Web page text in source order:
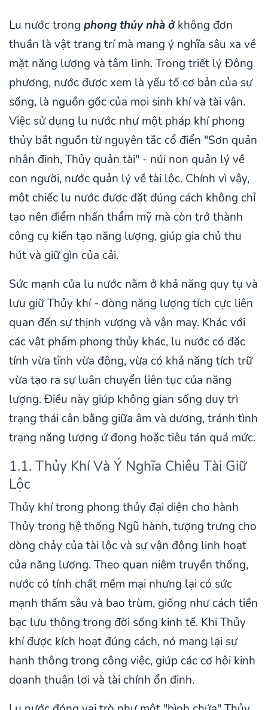
Lu nước trong phong thủy nhà ởkhông đơn
thuần là vật trang trí mà mang ý nghĩa sâu xa về
mặt năng lượng và tâm linh. Trong triết lý Đông
phương, nước được xem là yếu tố cơ bản của sự
sống, là nguồn gốc của mọi sinh khí và tài vận.
Việc sử dụng lu nước như một pháp khí phong
thủy bắt nguồn từ nguyên tắc cổ điển "Sơn quản
nhân đinh, Thủy quản tài" - núi non quản lý về
con người, nước quản lý về tài lộc. Chính vì vậy,
một chiếc lu nước được đặt đúng cách không chỉ
tạo nên điểm nhấn thẩm mỹ mà còn trở thành
công cụ kiến tạo năng lượng, giúp gia chủ thu
hút và giữ gìn của cải.
Sức mạnh của lu nước nằm ở khả năng quy tụ và
lưu giữ Thủy khí - dòng năng lượng tích cực liên
quan đến sự thịnh vượng và vận may. Khác với
các vật phẩm phong thủy khác, lu nước có đặc
tính vừa tĩnh vừa động, vừa có khả năng tích trữ
vừa tạo ra sự luân chuyển liên tục của năng
lượng. Điều này giúp không gian sống duy trì
trạng thái cân bằng giữa âm và dương, tránh tình
trạng năng lượng ứ đọng hoặc tiêu tán quá mức.
1.1. Thủy Khí Và Ý Nghĩa Chiêu Tài Giữ
Lộc
Thủy khí trong phong thủy đại diện cho hành
Thủy trong hệ thống Ngũ hành, tượng trưng cho
dòng chảy của tài lộc và sự vận động linh hoạt
của năng lượng. Theo quan niệm truyền thống,
nước có tính chất mềm mại nhưng lại có sức
mạnh thấm sâu và bao trùm, giống như cách tiền
bạc lưu thông trong đời sống kinh tế. Khi Thủy
khí được kích hoạt đúng cách, nó mang lại sự
hanh thông trong công việc, giúp các cơ hội kinh
doanh thuận lợi và tài chính ổn định.